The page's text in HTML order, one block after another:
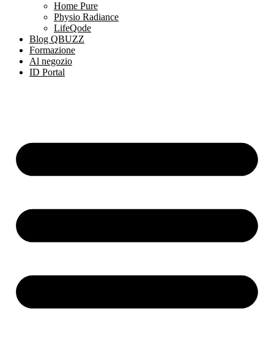
Home Pure
Physio Radiance
LifeQode
Blog QBUZZ
Formazione
Al negozio
ID Portal